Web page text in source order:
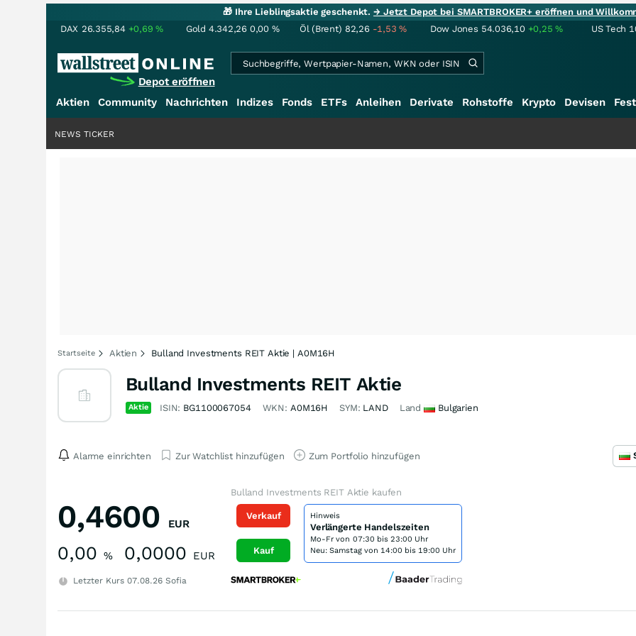
🎁 Ihre Lieblingsaktie geschenkt.→ Jetzt Depot bei SMARTBROKER+ eröffnen und
DAX 26.355,84 +0,69% Gold 4.342,26 0,00 % Öl (Brent) 82,26 -1,53% Dow Jones 54.036,10 +0,25% US Tech
Depot eröffnen
Aktien Community Nachrichten Indizes Fonds ETFs Anleihen Derivate Rohstoffe Krypto Devisen
NEWS TICKER
Startseite Aktien Bulland Investments REIT Aktie | A0M16H
Bulland Investments REIT Aktie
Aktie ISIN: BG1100067054 WKN: A0M16H SYM: LAND Land Bulgarien
Alarme einrichten Zur Watchlist hinzufügen Zum Portfolio hinzufügen
0,4600 EUR
0,00 % 0,0000 EUR
Letzter Kurs 07.08.26 Sofia
Bulland Investments REIT Aktie kaufen
Verkauf
Kauf
Hinweis
Verlängerte Handelszeiten
Mo-Fr von 07:30 bis 23:00 Uhr
Neu: Samstag von 14:00 bis 19:00 Uhr